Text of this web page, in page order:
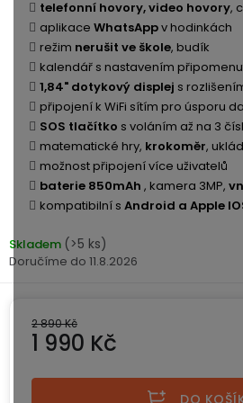
Napájecí
kabely
Příslušenství
S
dotykovým
displejem
Bone
Conduction
Lenovo
Ear
za
uši
Sada
dronu
se
bateriemi
Sada
dronu
se
bateriemi
a
příslušenství
kamerám
Bateriové
WiFi
kamery
Bateriové
4G
kamery
Wifi
kamery
4G
kamery
Paměťové
karty
na
zmrzlinu
ledovou
tříšť
Příslušenství
do
auta
Napájecí
adaptéry
Napájecí
DOPLŇKOVÝ
Obchodní
telefonní hovory, video hovory,
aplikace WhatsAppv hodinkách
režim nerušit ve škole, budík
kalendář s nastavením
1,84" dotykový displej s
připojení k WiFi sítím pro úsporu
SOS tlačítko s voláním až na 3
matematické hry, krokoměr,
možnost připojení více uživatelů
baterie 850mAh , kamera 3MP,
kompatibilní s Android a Apple
Skladem (>5 ks)
11.8.2026
2 890 Kč
1 990 Kč
DO